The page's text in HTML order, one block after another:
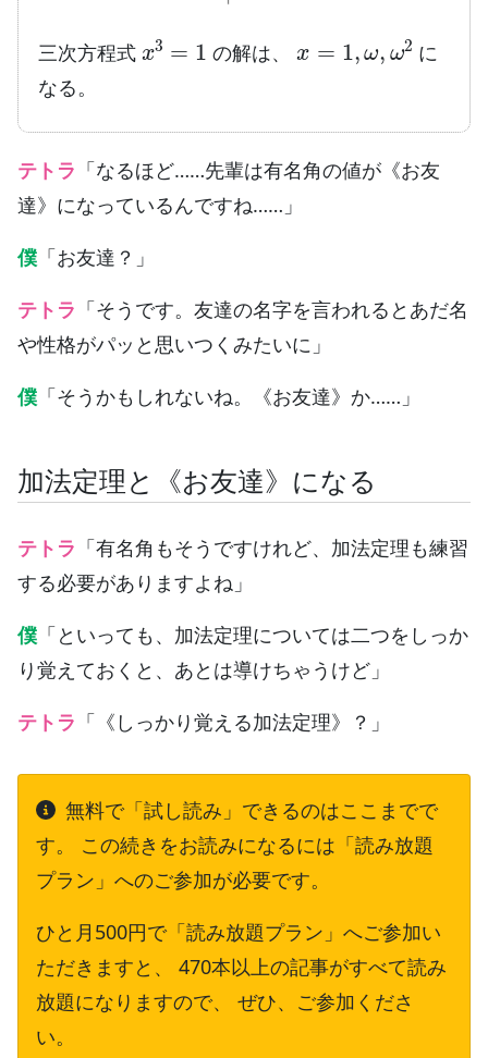
三次方程式
3
の解は、
ω
に
なる。
テトラ 「なるほど……先輩は有名角の値が《お友
達》になっているんですね……」
僕 「お友達？」
テトラ 「そうです。友達の名字を言われるとあだ名
や性格がパッと思いつくみたいに」
僕 「そうかもしれないね。《お友達》か……」
加法定理と《お友達》になる
テトラ 「有名角もそうですけれど、加法定理も練習
する必要がありますよね」
僕 「といっても、加法定理については二つをしっか
り覚えておくと、あとは導けちゃうけど」
テトラ 「《しっかり覚える加法定理》？」
無料で「試し読み」できるのはここまでで
す。 この続きをお読みになるには「読み放題
プラン」へのご参加が必要です。
ひと月500円で「読み放題プラン」へご参加い
ただきますと、 470本以上の記事がすべて読み
放題になりますので、 ぜひ、ご参加くださ
い。